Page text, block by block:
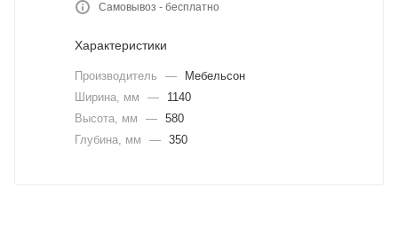
Самовывоз - бесплатно
Характеристики
Производитель —
Мебельсон
Ширина, мм
—
1140
Высота, мм
— 580
Глубина, мм
— 350